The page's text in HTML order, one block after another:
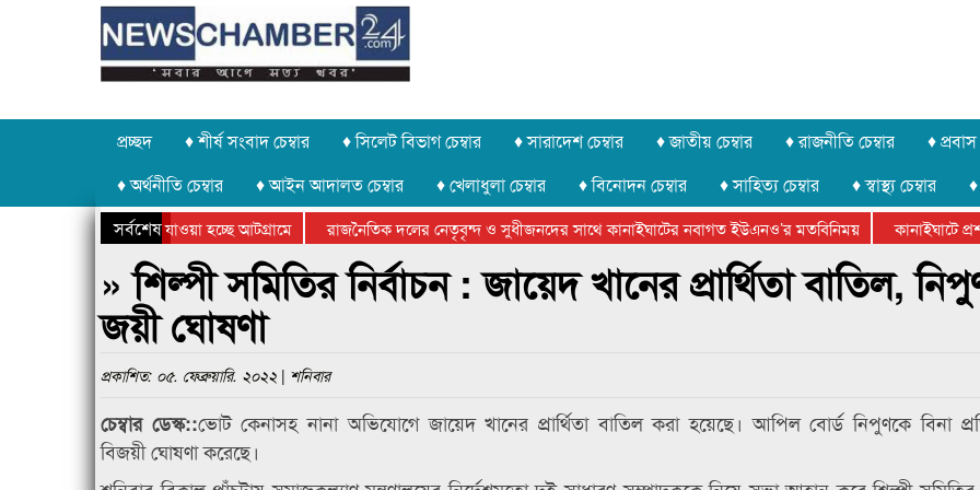
প্রচ্ছদ ♦ শীর্ষ সংবাদ চেম্বার ♦ সিলেট বিভাগ চেম্বার ♦ সারাদেশ চেম্বার ♦ জাতীয় চেম্বার ♦ রাজনীতি চেম্বার ♦ প্রবাস
♦ অর্থনীতি চেম্বার
♦ আইন আদালত চেম্বার ♦ খেলাধুলা চেম্বার ♦ বিনোদন চেম্বার ♦ সাহিত্য চেম্বার ♦ স্বাস্থ্য চেম্বার
সর্বশেষ
চুরি করে নিয়ে যাওয়া হচ্ছে আটগ্রামে রাজনৈতিক দলের নেতৃবৃন্দ ও সুধীজনদের সাথে কানাইঘাটের নবাগত ইউএনও’র মতবিনিময় কানাইঘাটে
ক্রীড়া প্রতিযোগিতার পুরস্কার বিতরণ সম্পন্ন
সিলেটে বাংলাদেশ গ্রুপ থিয়েটার ফেডারেশানের বিভাগীয় অভিনয় কর্মশালা সম্পন্ন
» শিল্পী সমিতির নির্বাচন : জায়েদ খানের প্রার্থিতা বাতিল,
জয়ী ঘোষণা
প্রকাশিত: ০৫. ফেব্রুয়ারি. ২০২২ | শনিবার
চেম্বার ডেস্ক::ভোট কেনাসহ নানা অভিযোগে জায়েদ খানের প্রার্থিতা বাতিল করা হয়েছে। আপিল বোর্ড নিপুণকে বিনা
বিজয়ী ঘোষণা করেছে।